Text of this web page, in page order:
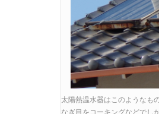
太陽熱温水器はこのようなも
なぎ目をコーキングなどでし